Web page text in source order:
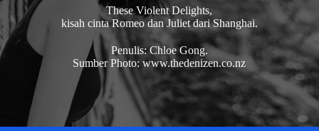
These Violent Delights,
kisah cinta Romeo dan Juliet dari Shanghai.
Penulis: Chloe Gong.
Sumber Photo: www.thedenizen.co.nz